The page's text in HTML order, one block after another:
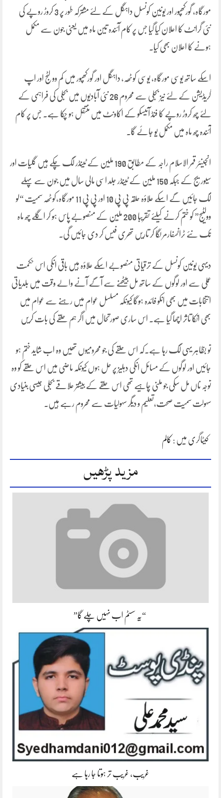
مورگاہ، گورکھپور اور یونین کونسل داہگل کے لئے مشترکہ طور پر 3 کروڑ روپے کی
نئی گرانٹ کا اعلان کیا گیا جس پر کام آئندہ تین ماہ میں یعنی جون سے مکمل
ہونے کا اعلان بھی کیا۔
اسکے ساتھ یوسی مورگاہ، یوسی کوٹھہ، داہگل اور گورکھپور میں کم وولٹج اور اپ
گریڈیشن کے لئے نیز بجلی سے محروم 26 نئی آبادیوں میں بجلی کی فراہمی کے
لئے چھ کروڑ روپے کا فنڈ آئیسکو کے اکاونٹ میں منتقل ہو چکا ہے۔ جس پر کام
آئندہ چھ ماہ میں مکمل یو جائے گا۔
انجینئر قمر الاسلام راجہ کے مطابق 190 ملین کے ٹینڈر لگ چکے ہیں گلیات اور
سیوریج کے جبکہ 150 ملین کے ٹینڈر جلد اسی مالی سال میں جون سے پہلے
لگ جائیں گے اسکے علاؤہ حلقہ پی پی 10 اور پی پی 11 مورگاہ،کوٹھہ سمیت “لو
وولٹیج” کو ختم کرنے کیلئے تقریبا 200 ملین کے منصوبے پاس ہو کر اگلے چھ ماہ
تک نئے ٹرانسفارمر لگا کر تاریں تھری فیس کر دی جائیں گی۔
دیہی یونین کونسل کے ترقیاتی منصوبے اسکے علاؤہ ہیں باقی انکی اس حکمت
عملی سے اور لوگوں کے ساتھ مل بیٹھنے سے آگے آنے والے وقت میں بلدیاتی
انتخابات میں بھی انکو فائدہ ہوگا کیونکہ مسلسل عوام میں رہنے سے عوام میں
بھی انکا تاثر اچھا گیا ہے۔ اس ساری صورتحال میں اگر ہم حلقے کی بات کریں
تو بظاہر یہی لگ رہا ہے۔کہ اس حلقے کی جو محرومیوں تھیں وہ اب شاید ختم ہو
جائیں اور لوگوں کے مسائل انکی دہلیز پر حل ہوں کیونکہ ماضی میں اس حلقے کو وہ
توجہ ناں مل سکی جو ملنی چاہیے تھی اس حلقے کے بیشتر علاقے بجلی جیسی بنیادی
سہولت سمیت صحت،تعلیم و دیگر سہولیات سے محروم رہے ہیں۔
کیٹاگری میں : کالم
مزید پڑھیں
“یہ سسٹم اب نہیں چلے گا”
غریب، غریب تر ہوتا جا رہا ہے